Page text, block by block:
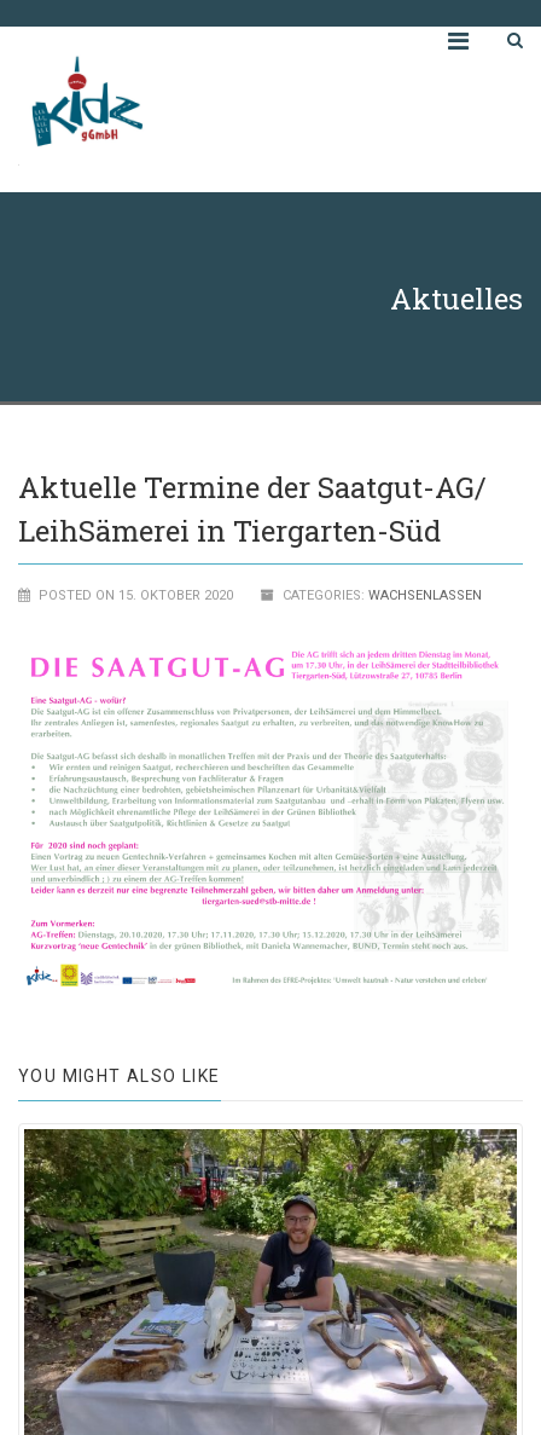
Aktuelles
Aktuelle Termine der Saatgut-AG/
LeihSämerei in Tiergarten-Süd
POSTED ON 15. OKTOBER 2020 CATEGORIES: WACHSENLASSEN
YOU MIGHT ALSO LIKE